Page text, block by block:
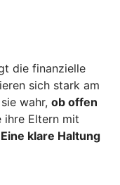
die finanzielle
sich stark am
wahr, ob offen
ihre Eltern mit
Eine klare Haltung